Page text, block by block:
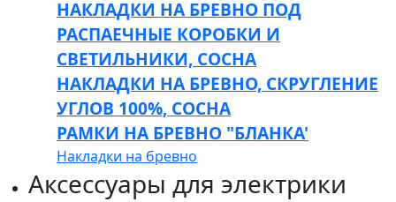
НАКЛАДКИ НА БРЕВНО ПОД
РАСПАЕЧНЫЕ КОРОБКИ И
СВЕТИЛЬНИКИ, СОСНА
НАКЛАДКИ НА БРЕВНО, СКРУГЛЕНИЕ
УГЛОВ 100%, СОСНА
РАМКИ НА БРЕВНО "БЛАНКА'
Накладки на бревно
Аксессуары для электрики